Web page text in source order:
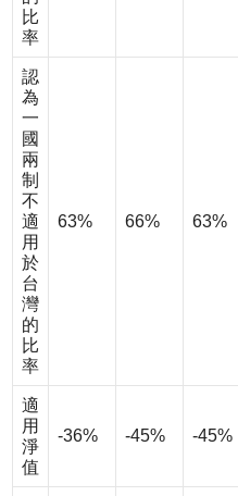
比
率
認
為
一
國
兩
制
不
適
用
於
台
灣
的
比
率
63% 66% 63%
適
用
淨
值
-36% -45% -45%